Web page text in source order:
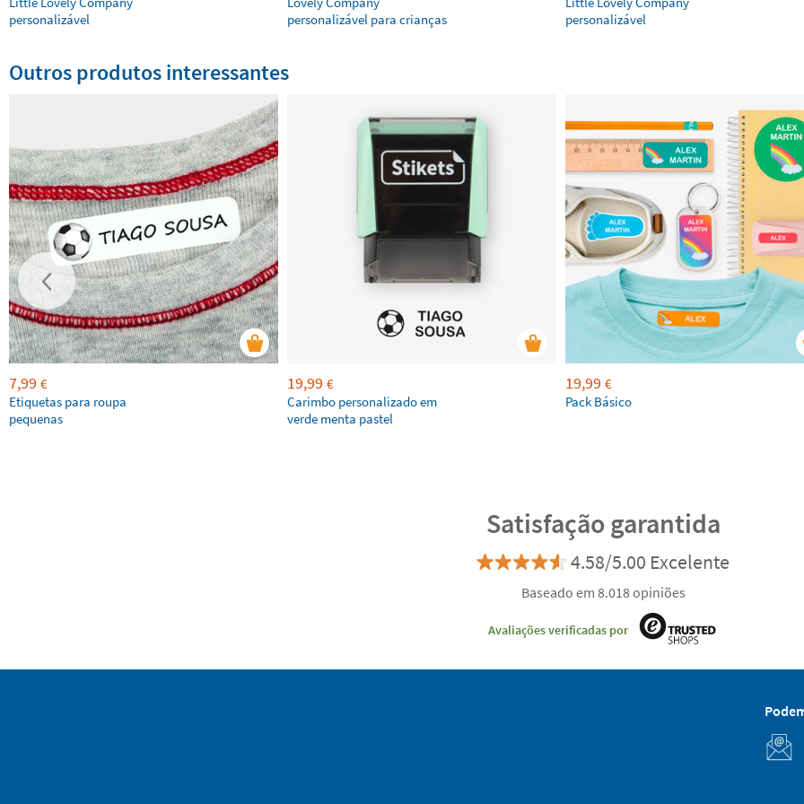
personalizável
personalizável para crianças
personalizável
Outros produtos interessantes
7,99 €
Etiquetas para roupa
pequenas
19,99 €
Carimbo personalizado em
verde menta pastel
19,99 €
Pack Básico
Satisfação garantida
4.58/5.00 Excelente
Baseado em 8.018 opiniões
Avaliações verificadas por